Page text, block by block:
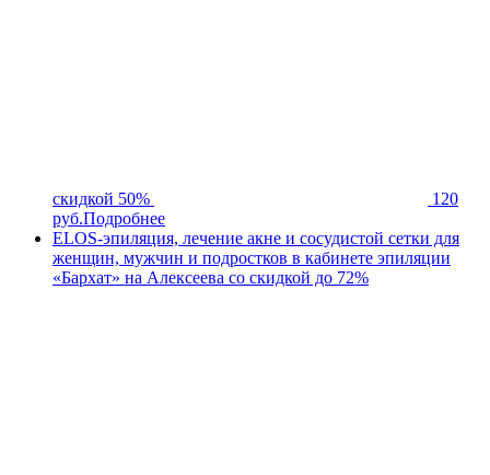
скидкой 50%
120
руб.Подробнее
ELOS-эпиляция, лечение акне и сосудистой сетки для
женщин, мужчин и подростков в кабинете эпиляции
«Бархат» на Алексеева со скидкой до 72%